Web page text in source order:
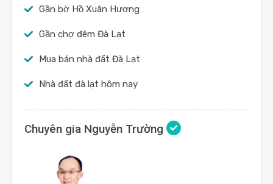
Gần bờ Hồ Xuân Hương
Gần chợ đêm Đà Lạt
Mua bán nhà đất Đà Lạt
Nhà đất đà lạt hôm nay
Chuyên gia Nguyễn Trường